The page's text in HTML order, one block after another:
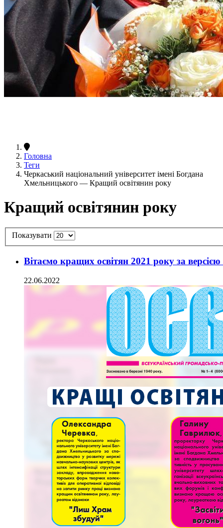
Головна
Теги
Черкаський національний університет імені Богдана
Хмельницького — Кращий освітянин року
Кращий освітянин року
Показувати
Вітаємо кращих освітян 2021 року за
22.06.2022